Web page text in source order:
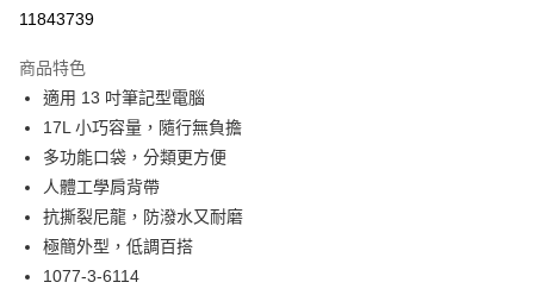
2.付款方式選擇「大哥付你分期」，訂單成立後會自動跳轉到大哥付的交易
3.實際核准額度、可分期數及費用金額請依後續交易確認頁面所載為準。
4.訂單成立30分鐘內，如未前往確認交易或遇審核未通過，訂單將自動取
消。如遇「轉專審核」未通過狀況，表示未達大哥付你分期系統評分，恕無
法說明評估內容。
【繳款方式說明】
1.分期款項不併入電信帳單，「大哥付你分期」於每月結算日後寄送繳費提
2.透過簡訊連結打開帳單後，可選擇「超商條碼／台灣大直營門市／銀行轉
帳／街口支付／iPASS MONEY」等通路繳費。
貨到付款
運送方式
宅配物流
每筆NT$80，滿NT$490(含以上)免運費
每筆NT$100，滿NT$1,500(含以上)免運費
付款後門市自取
11843739
商品特色
適用 13 吋筆記型電腦
17L 小巧容量，隨行無負擔
多功能口袋，分類更方便
人體工學肩背帶
抗撕裂尼龍，防潑水又耐磨
極簡外型，低調百搭
1077-3-6114